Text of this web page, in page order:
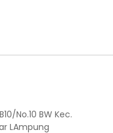
No.10 BW Kec.
LAmpung